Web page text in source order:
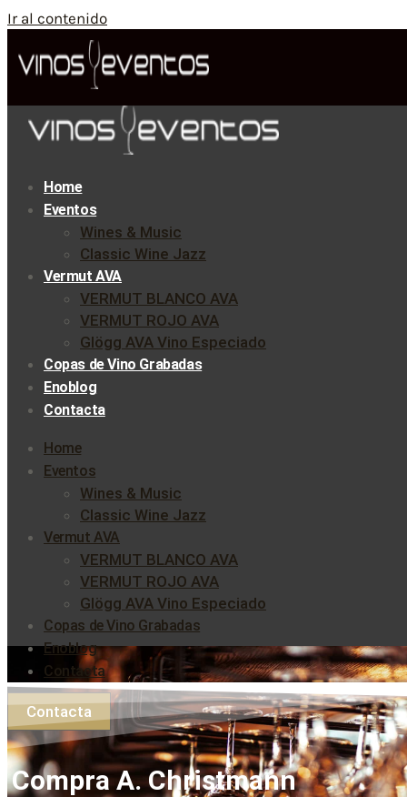
Ir al contenido
Home
Eventos
Wines & Music
Classic Wine Jazz
Vermut AVA
VERMUT BLANCO AVA
VERMUT ROJO AVA
Glögg AVA Vino Especiado
Copas de Vino Grabadas
Enoblog
Contacta
Home
Eventos
Wines & Music
Classic Wine Jazz
Vermut AVA
VERMUT BLANCO AVA
VERMUT ROJO AVA
Glögg AVA Vino Especiado
Copas de Vino Grabadas
Enoblog
Contacta
Contacta
Compra A. Christmann